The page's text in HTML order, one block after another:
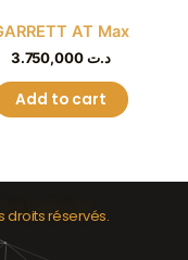
AT Max
د.ت
Add to cart
droits réservés.